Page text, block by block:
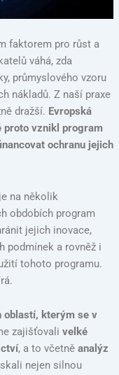
faktorem pro růst a
váhá, zda
průmyslového vzoru
nákladů. Z naší praxe
dražší. Evropská
proto vznikl program
ochranu jejich
na několik
obdobích program
jejich inovace,
podmínek a rovněž i
tohoto programu.
oblastí, kterým se v
zajišťovali velké
, a to včetně analýz
nejen silnou